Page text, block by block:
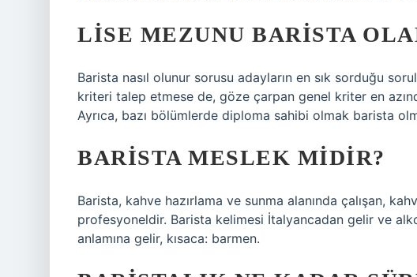
LISE MEZUNU BARISTA
Barista nasıl olunur sorusu adayların en sık sorduğu
kriteri talep etmese de, göze çarpan genel kriter en
Ayrıca, bazı bölümlerde diploma sahibi olmak barista
BARISTA MESLEK MIDIR?
Barista, kahve hazırlama ve sunma alanında çalışan,
profesyoneldir. Barista kelimesi İtalyancadan gelir ve
anlamına gelir, kısaca: barmen.